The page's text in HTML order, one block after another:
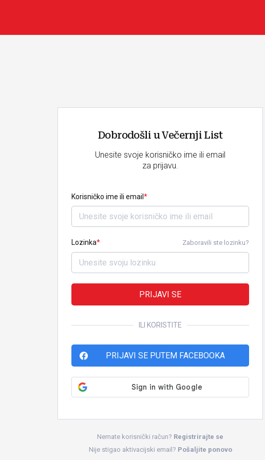
Dobrodošli u Večernji List
Unesite svoje korisničko ime ili email
za prijavu.
Korisničko ime ili email
Lozinka Zaboravili ste lozinku?
PRIJAVI SE
ILI KORISTITE
PRIJAVI SE PUTEM FACEBOOKA
Nemate korisnički račun? Registrirajte se
Nije stigao aktivacijski email? Pošaljite ponovo